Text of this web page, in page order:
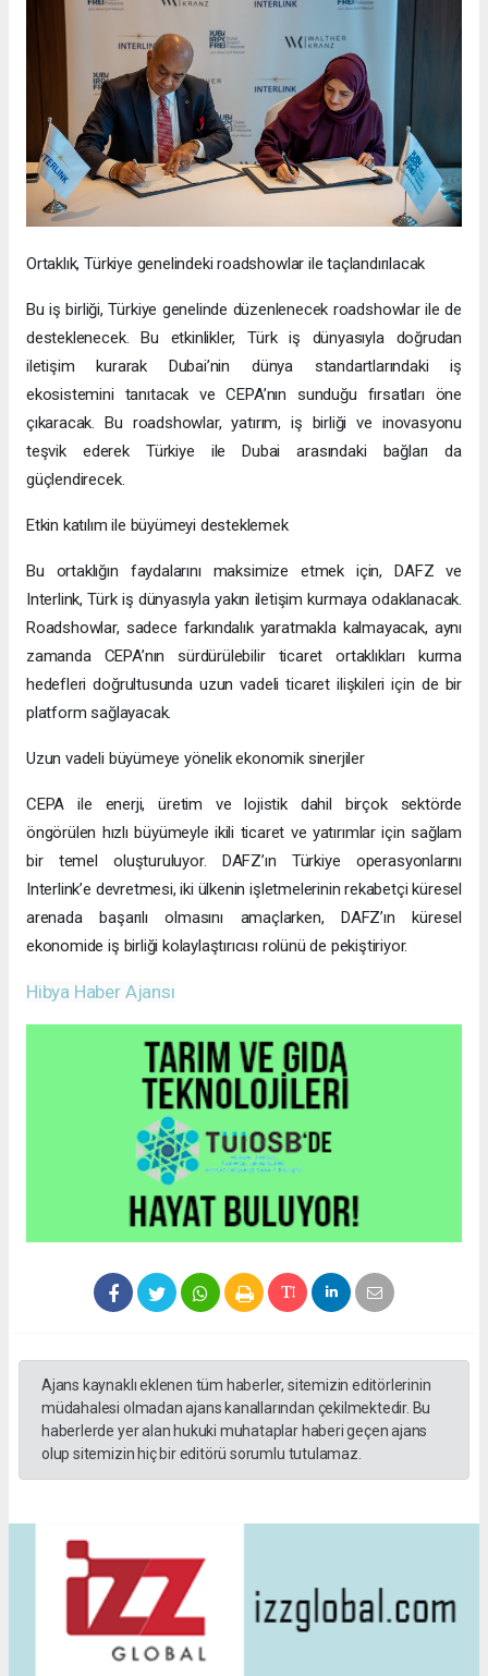
Ortaklık, Türkiye genelindeki roadshowlar ile taçlandırılacak
Bu iş birliği, Türkiye genelinde düzenlenecek roadshowlar ile de
desteklenecek. Bu etkinlikler, Türk iş dünyasıyla doğrudan
iletişim kurarak Dubai’nin dünya standartlarındaki iş
ekosistemini tanıtacak ve CEPA’nın sunduğu fırsatları öne
çıkaracak. Bu roadshowlar, yatırım, iş birliği ve inovasyonu
teşvik ederek Türkiye ile Dubai arasındaki bağları da
güçlendirecek.
Etkin katılım ile büyümeyi desteklemek
Bu ortaklığın faydalarını maksimize etmek için, DAFZ ve
Interlink, Türk iş dünyasıyla yakın iletişim kurmaya odaklanacak.
Roadshowlar, sadece farkındalık yaratmakla kalmayacak, aynı
zamanda CEPA’nın sürdürülebilir ticaret ortaklıkları kurma
hedefleri doğrultusunda uzun vadeli ticaret ilişkileri için de bir
platform sağlayacak.
Uzun vadeli büyümeye yönelik ekonomik sinerjiler
CEPA ile enerji, üretim ve lojistik dahil birçok sektörde
öngörülen hızlı büyümeyle ikili ticaret ve yatırımlar için sağlam
bir temel oluşturuluyor. DAFZ’ın Türkiye operasyonlarını
Interlink’e devretmesi, iki ülkenin işletmelerinin rekabetçi küresel
arenada başarılı olmasını amaçlarken, DAFZ’ın küresel
ekonomide iş birliği kolaylaştırıcısı rolünü de pekiştiriyor.
Hibya Haber Ajansı
Ajans kaynaklı eklenen tüm haberler, sitemizin editörlerinin
müdahalesi olmadan ajans kanallarından çekilmektedir. Bu
haberlerde yer alan hukuki muhataplar haberi geçen ajans
olup sitemizin hiç bir editörü sorumlu tutulamaz.